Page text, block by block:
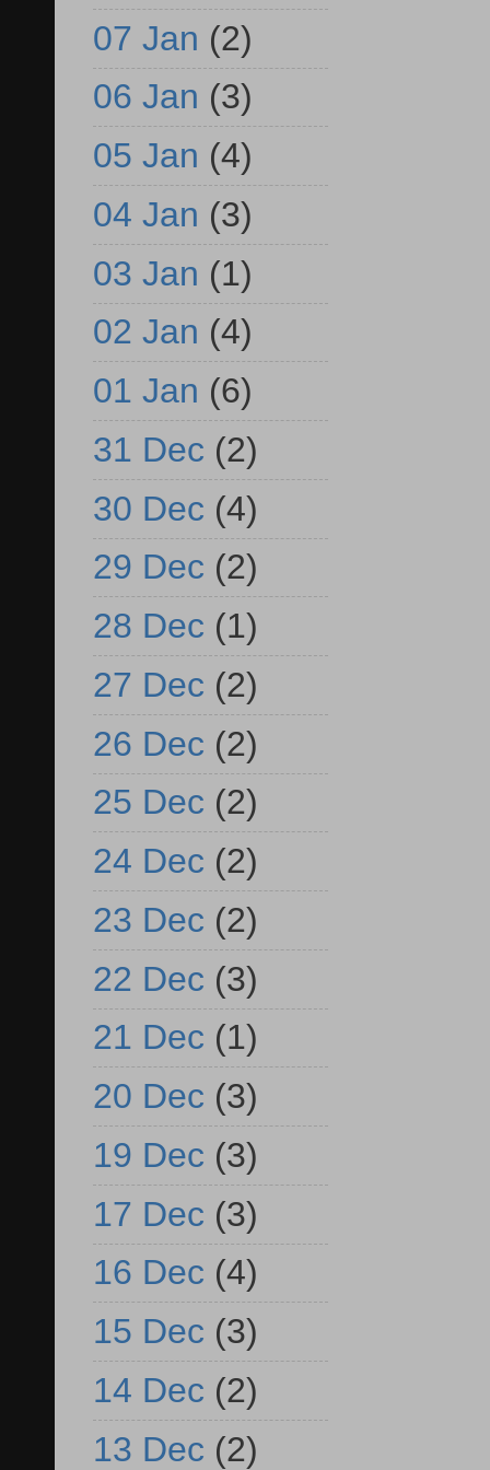
07 Jan (2)
06 Jan (3)
05 Jan (4)
04 Jan (3)
03 Jan (1)
02 Jan (4)
01 Jan (6)
31 Dec (2)
30 Dec (4)
29 Dec (2)
28 Dec (1)
27 Dec (2)
26 Dec (2)
25 Dec (2)
24 Dec (2)
23 Dec (2)
22 Dec (3)
21 Dec (1)
20 Dec (3)
19 Dec (3)
17 Dec (3)
16 Dec (4)
15 Dec (3)
14 Dec (2)
13 Dec (2)